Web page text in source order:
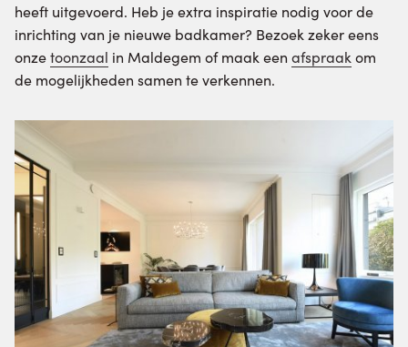
heeft uitgevoerd. Heb je extra inspiratie nodig voor de
inrichting van je nieuwe badkamer? Bezoek zeker eens
onzetoonzaal in Maldegem of maak een afspraak om
de mogelijkheden samen te verkennen.